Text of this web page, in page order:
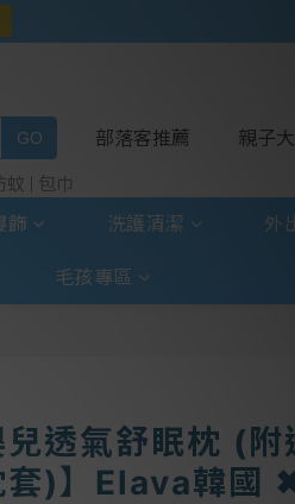
蚊 包巾
部落客推薦 親子
飾 洗護清潔 外
毛孩專區
兒透氣舒眠枕 (
套)】Elava韓國